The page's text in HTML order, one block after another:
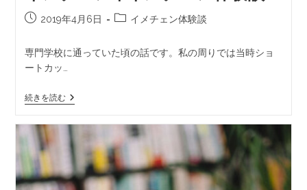
2019年4月6日 イメチェン体験談
専門学校に通っていた頃の話です。私の周りでは当時ショ
ートカッ…
続きを読む